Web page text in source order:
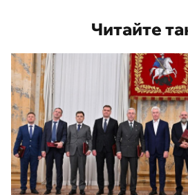
Читайте